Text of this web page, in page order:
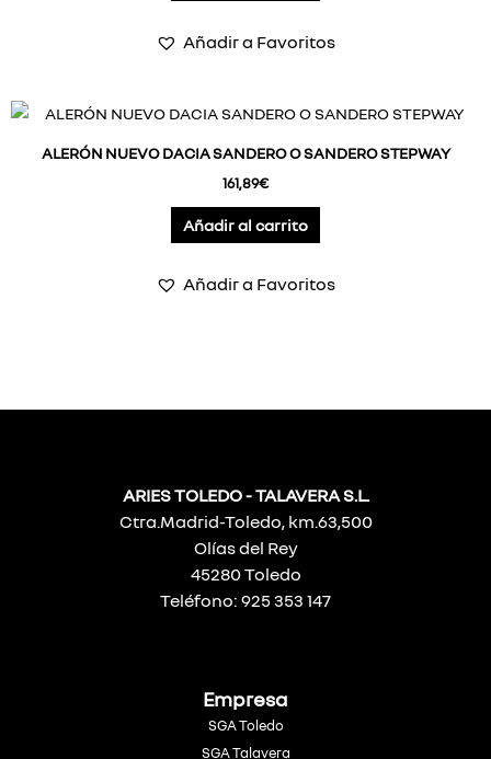
Añadir a Favoritos
ALERÓN NUEVO DACIA SANDERO O SANDERO STEPWAY
161,89€
Añadir al carrito
Añadir a Favoritos
ARIES TOLEDO - TALAVERA S.L.
Ctra.Madrid-Toledo, km.63,500
Olías del Rey
45280 Toledo
Teléfono: 925 353 147
Empresa
SGA Toledo
SGA Talavera